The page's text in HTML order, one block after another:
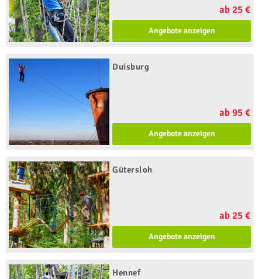
ab 25 €
Angebote anzeigen
Duisburg
ab 95 €
Angebote anzeigen
Gütersloh
ab 25 €
Angebote anzeigen
Hennef